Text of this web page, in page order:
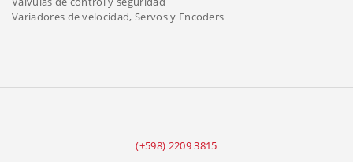
Variadores de velocidad, Servos y Encoders
(+598) 2209 3815